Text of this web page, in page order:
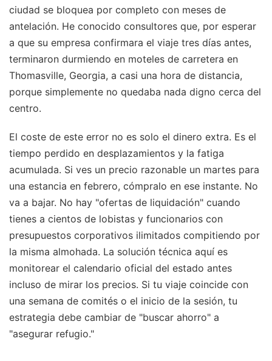
ciudad se bloquea por completo con meses de
antelación. He conocido consultores que, por esperar
a que su empresa confirmara el viaje tres días antes,
terminaron durmiendo en moteles de carretera en
Thomasville, Georgia, a casi una hora de distancia,
porque simplemente no quedaba nada digno cerca del
centro.
El coste de este error no es solo el dinero extra. Es el
tiempo perdido en desplazamientos y la fatiga
acumulada. Si ves un precio razonable un martes para
una estancia en febrero, cómpralo en ese instante. No
va a bajar. No hay "ofertas de liquidación" cuando
tienes a cientos de lobistas y funcionarios con
presupuestos corporativos ilimitados compitiendo por
la misma almohada. La solución técnica aquí es
monitorear el calendario oficial del estado antes
incluso de mirar los precios. Si tu viaje coincide con
una semana de comités o el inicio de la sesión, tu
estrategia debe cambiar de "buscar ahorro" a
"asegurar refugio."